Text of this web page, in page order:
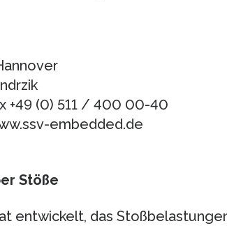
+49 (0) 511 / 400 00-40
embedded.de
Stöße
entwickelt, das